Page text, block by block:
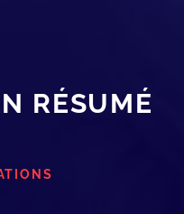
RÉSUMÉ